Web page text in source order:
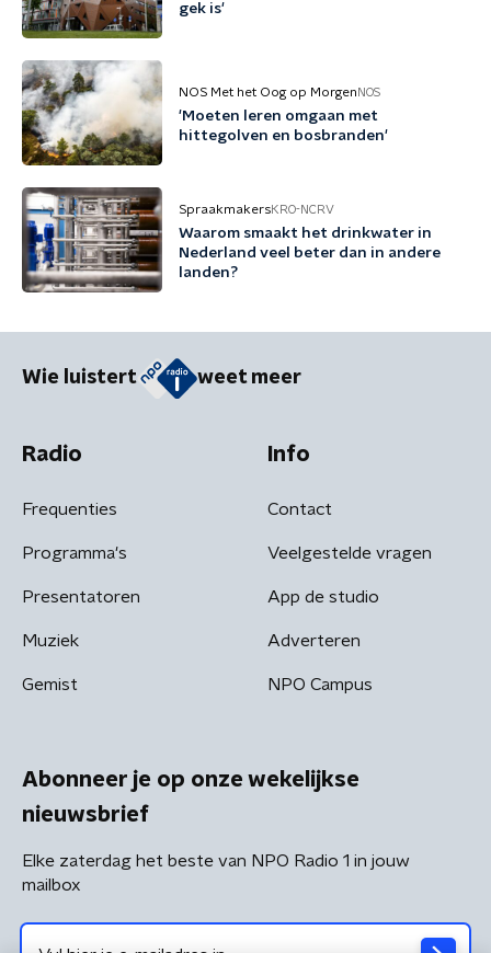
gek is'
NOS Met het Oog op Morgen NOS
'Moeten leren omgaan met
hittegolven en bosbranden'
SpraakmakersKRO-NCRV
Waarom smaakt het drinkwater in
Nederland veel beter dan in andere
landen?
Wie luistert weet meer
Radio
Frequenties
Programma's
Presentatoren
Muziek
Gemist
Info
Contact
Veelgestelde vragen
App de studio
Adverteren
NPO Campus
Abonneer je op onze wekelijkse
nieuwsbrief
Elke zaterdag het beste van NPO Radio 1 in jouw
mailbox